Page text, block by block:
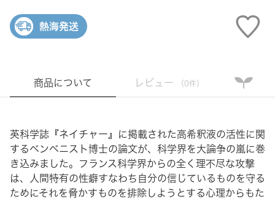
熱海発送
商品について レビュー （0件）
英科学誌『ネイチャー』に掲載された高希釈液の活性に関
するベンベニスト博士の論文が、科学界を大論争の嵐に巻
き込みました。フランス科学界からの全く理不尽な攻撃
は、人間特有の性癖すなわち自分の信じているものを守る
ためにそれを脅かすものを排除しようとする心理からもた